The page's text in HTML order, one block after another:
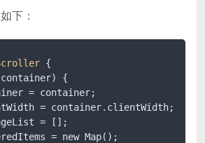
下：
{
{
= container;
= container.clientWidth;
= [];
= new Map();